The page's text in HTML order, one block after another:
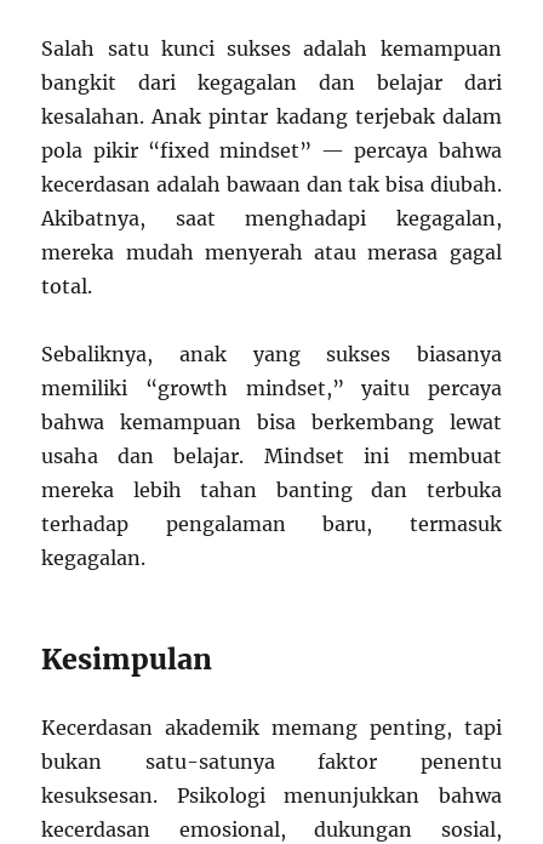
Salah satu kunci sukses adalah kemampuan
bangkit dari kegagalan dan belajar dari
kesalahan. Anak pintar kadang terjebak dalam
pola pikir “fixed mindset” — percaya bahwa
kecerdasan adalah bawaan dan tak bisa diubah.
Akibatnya, saat menghadapi kegagalan,
mereka mudah menyerah atau merasa gagal
total.
Sebaliknya, anak yang sukses biasanya
memiliki “growth mindset,” yaitu percaya
bahwa kemampuan bisa berkembang lewat
usaha dan belajar. Mindset ini membuat
mereka lebih tahan banting dan terbuka
terhadap pengalaman baru, termasuk
kegagalan.
Kesimpulan
Kecerdasan akademik memang penting, tapi
bukan satu-satunya faktor penentu
kesuksesan. Psikologi menunjukkan bahwa
kecerdasan emosional, dukungan sosial,